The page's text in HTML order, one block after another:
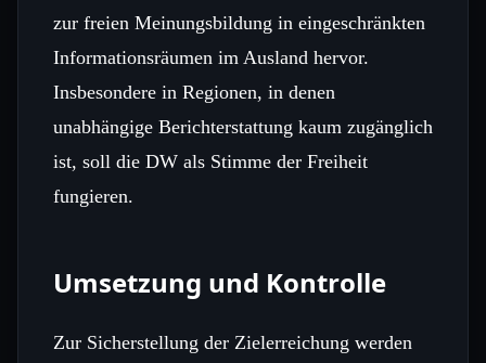
zur freien Meinungsbildung in eingeschränkten
Informationsräumen im Ausland hervor.
Insbesondere in Regionen, in denen
unabhängige Berichterstattung kaum zugänglich
ist, soll die DW als Stimme der Freiheit
fungieren.
Umsetzung und Kontrolle
Zur Sicherstellung der Zielerreichung werden